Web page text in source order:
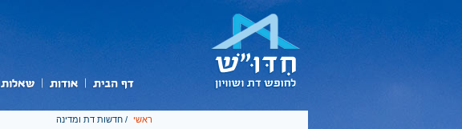
ראשי / חדשות דת ומדינה